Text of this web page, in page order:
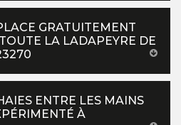
GRATUITEMENT
LA LADAPEYRE DE
ENTRE LES MAINS
À